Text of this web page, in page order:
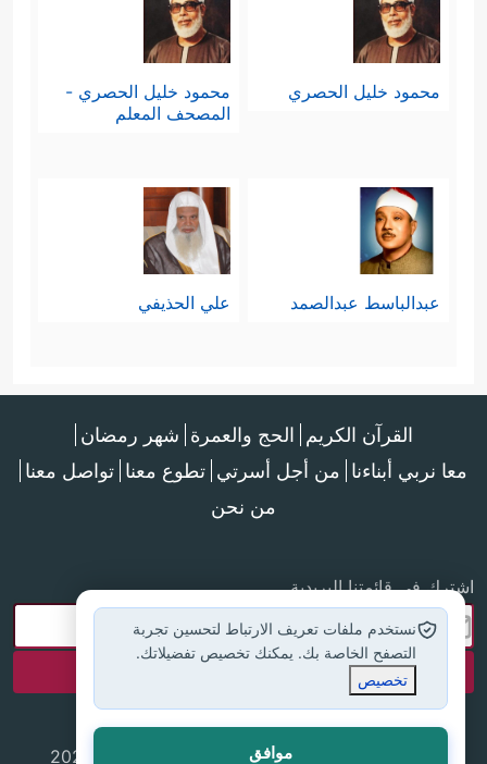
محمود خليل الحصري
محمود خليل الحصري -
المصحف المعلم
عبدالباسط عبدالصمد علي الحذيفي
القرآن الكريم الحج والعمرة شهر رمضان
معا نربي أبناءنا من أجل أسرتي تطوع معنا تواصل معنا
من نحن
اشترك في قائمتنا البريدية
جميع الحقوق محفوظة لموقع إسلام أون لاين © 2025
نستخدم ملفات تعريف الارتباط لتحسين تجربة
التصفح الخاصة بك. يمكنك تخصيص تفضيلاتك.
تخصيص
موافق